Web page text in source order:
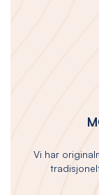
Vi har